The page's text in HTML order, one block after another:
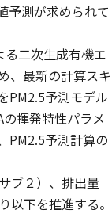
予測が求められて
二次生成有機エ
、最新の計算スキ
PM2.5予測モデル
揮発特性パラメ
PM2.5予測計算の
ブ２）、排出量
以下を推進する。